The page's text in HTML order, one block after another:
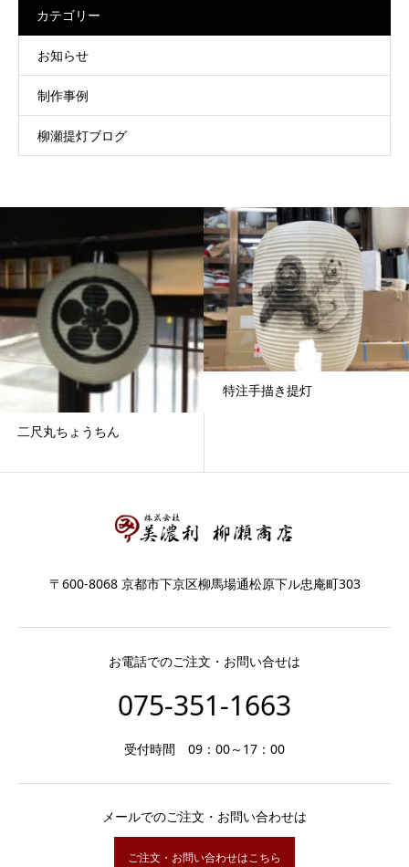
カテゴリー
お知らせ
制作事例
柳瀬提灯ブログ
二尺丸ちょうちん
特注手描き提灯
〒600-8068 京都市下京区柳馬場通松原下ル忠庵町303
お電話でのご注文・お問い合せは
075-351-1663
受付時間 09：00～17：00
メールでのご注文・お問い合わせは
ご注文・お問い合わせはこちら